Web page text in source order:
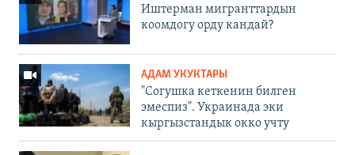
Иштерман мигранттардын
коомдогу орду кандай?
АДАМ УКУКТАРЫ
"Согушка кеткенин билген
эмеспиз". Украинада эки
кыргызстандык окко учту